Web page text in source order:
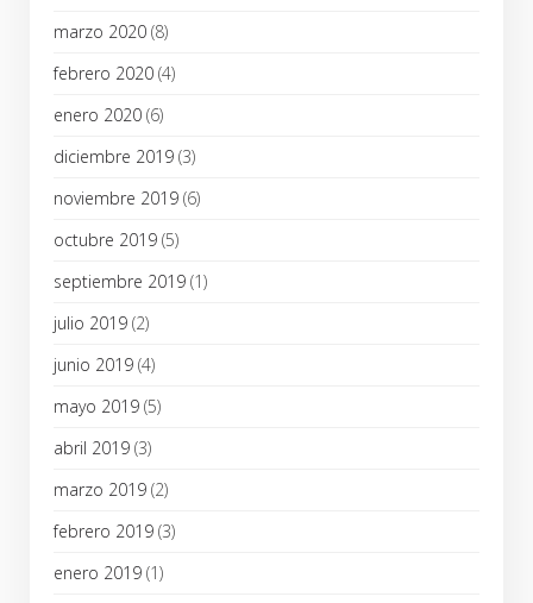
marzo 2020 (8)
febrero 2020 (4)
enero 2020 (6)
diciembre 2019 (3)
noviembre 2019 (6)
octubre 2019 (5)
septiembre 2019 (1)
julio 2019 (2)
junio 2019 (4)
mayo 2019 (5)
abril 2019 (3)
marzo 2019 (2)
febrero 2019 (3)
enero 2019 (1)